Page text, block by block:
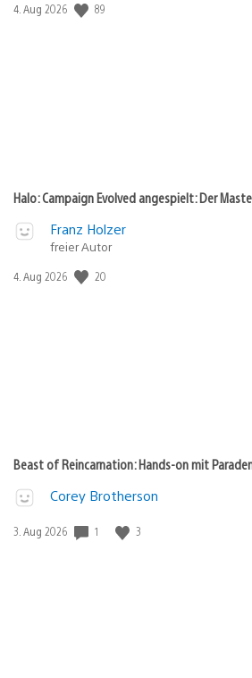
Veröffentlichungsdatum:
4. Aug 2026 89
Halo: Campaign Evolved angespielt: Der
Franz Holzer
freier Autor
Veröffentlichungsdatum:
4. Aug 2026 20
Beast of Reincarnation: Hands-on mit
Corey Brotherson
Veröffentlichungsdatum:
3. Aug 2026 1 3